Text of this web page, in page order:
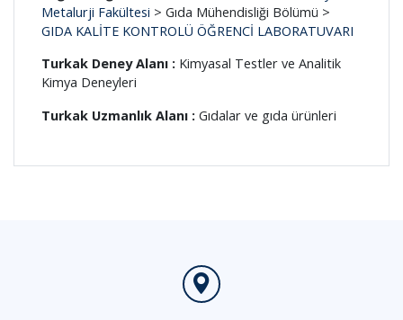
Metalurji Fakültesi > Gıda Mühendisliği Bölümü >
GIDA KALİTE KONTROLÜ ÖĞRENCİ LABORATUVARI
Turkak Deney Alanı : Kimyasal Testler ve Analitik
Kimya Deneyleri
Turkak Uzmanlık Alanı : Gıdalar ve gıda ürünleri